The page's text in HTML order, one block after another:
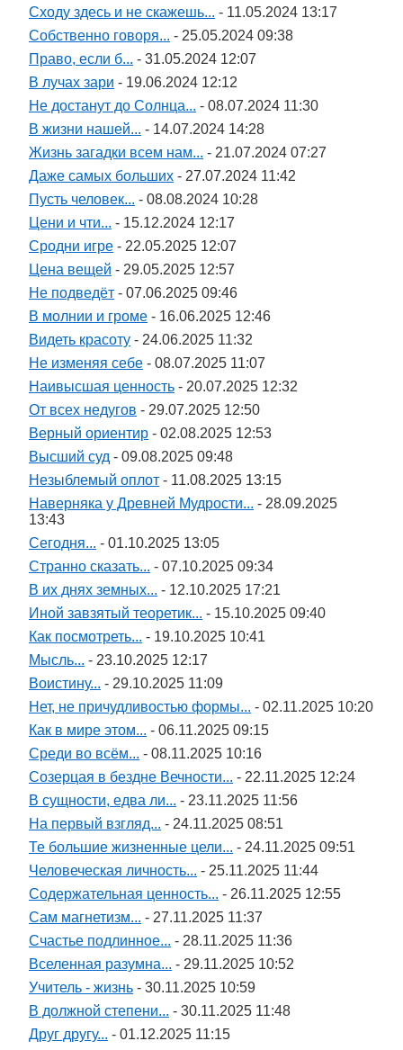
Сходу здесь и не скажешь... - 11.05.2024 13:17
Собственно говоря... - 25.05.2024 09:38
Право, если б... - 31.05.2024 12:07
В лучах зари - 19.06.2024 12:12
Не достанут до Солнца... - 08.07.2024 11:30
В жизни нашей... - 14.07.2024 14:28
Жизнь загадки всем нам... - 21.07.2024 07:27
Даже самых больших - 27.07.2024 11:42
Пусть человек... - 08.08.2024 10:28
Цени и чти... - 15.12.2024 12:17
Сродни игре - 22.05.2025 12:07
Цена вещей - 29.05.2025 12:57
Не подведёт - 07.06.2025 09:46
В молнии и громе - 16.06.2025 12:46
Видеть красоту - 24.06.2025 11:32
Не изменяя себе - 08.07.2025 11:07
Наивысшая ценность - 20.07.2025 12:32
От всех недугов - 29.07.2025 12:50
Верный ориентир - 02.08.2025 12:53
Высший суд - 09.08.2025 09:48
Незыблемый оплот - 11.08.2025 13:15
Наверняка у Древней Мудрости... - 28.09.2025
13:43
Сегодня... - 01.10.2025 13:05
Странно сказать... - 07.10.2025 09:34
В их днях земных... - 12.10.2025 17:21
Иной завзятый теоретик... - 15.10.2025 09:40
Как посмотреть... - 19.10.2025 10:41
Мысль... - 23.10.2025 12:17
Воистину... - 29.10.2025 11:09
Нет, не причудливостью формы... - 02.11.2025 10:20
Как в мире этом... - 06.11.2025 09:15
Среди во всём... - 08.11.2025 10:16
Созерцая в бездне Вечности... - 22.11.2025 12:24
В сущности, едва ли... - 23.11.2025 11:56
На первый взгляд... - 24.11.2025 08:51
Те большие жизненные цели... - 24.11.2025 09:51
Человеческая личность... - 25.11.2025 11:44
Содержательная ценность... - 26.11.2025 12:55
Сам магнетизм... - 27.11.2025 11:37
Счастье подлинное... - 28.11.2025 11:36
Вселенная разумна... - 29.11.2025 10:52
Учитель - жизнь - 30.11.2025 10:59
В должной степени... - 30.11.2025 11:48
Друг другу... - 01.12.2025 11:15